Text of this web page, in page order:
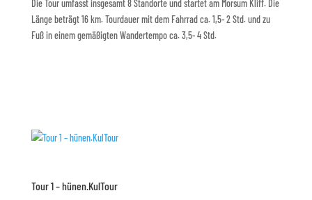
Die Tour umfasst insgesamt 8 Standorte und startet am Morsum Kliff. Die
Länge beträgt 16 km. Tourdauer mit dem Fahrrad ca. 1,5- 2 Std. und zu
Fuß in einem gemäßigten Wandertempo ca. 3,5- 4 Std.
Tour 1 – hünen.KulTour